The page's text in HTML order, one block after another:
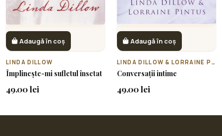
Adaugă în coș
LINDA DILLOW
Împlinește-mi sufletul însetat
49.00 lei
Adaugă în coș
LINDA DILLOW & LORRAINE PINTUS
Conversații intime
49.00 lei